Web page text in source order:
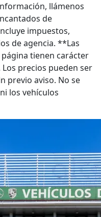
llámenos
de
impuestos,
de agencia. **Las
tienen carácter
precios pueden ser
previo aviso. No se
los vehículos